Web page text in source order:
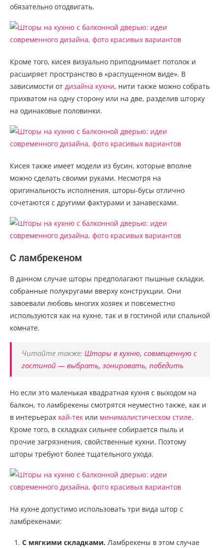
обязательно отодвигать.
Кроме того, кисея визуально приподнимает потолок и
расширяет пространство в «распущенном виде». В
зависимости от дизайна кухни, нити также можно собрать
прихватом на одну сторону или на две, разделив шторку
на одинаковые половинки.
Кисея также имеет модели из бусин, которые вполне
можно сделать своими руками. Несмотря на
оригинальность исполнения, шторы-бусы отлично
сочетаются с другими фактурами и занавесками.
С ламбрекеном
В данном случае шторы предполагают пышные складки,
собранные полукругами вверху конструкции. Они
завоевали любовь многих хозяек и повсеместно
используются как на кухне, так и в гостиной или спальной
комнате.
Читайте также: Шторы в кухню, совмещенную с
гостиной — выбрать, зонировать, победить
Но если это маленькая квадратная кухня с выходом на
балкон, то ламбрекены смотрятся неуместно также, как и
в интерьерах хай-тек или минималистическом стиле.
Кроме того, в складках сильнее собирается пыль и
прочие загрязнения, свойственные кухни. Поэтому
шторы требуют более тщательного ухода.
На кухне допустимо использовать три вида штор с
ламбрекенами:
С мягкими складками. Ламбрекены в этом случае